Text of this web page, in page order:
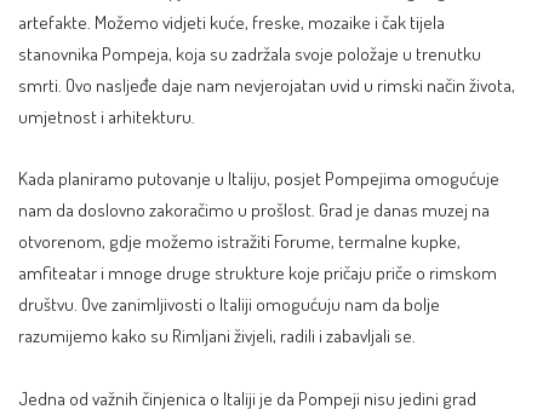
artefakte. Možemo vidjeti kuće, freske, mozaike i čak tijela
stanovnika Pompeja, koja su zadržala svoje položaje u trenutku
smrti. Ovo nasljeđe daje nam nevjerojatan uvid u rimski način života,
umjetnost i arhitekturu.
Kada planiramo putovanje u Italiju, posjet Pompejima omogućuje
nam da doslovno zakoračimo u prošlost. Grad je danas muzej na
otvorenom, gdje možemo istražiti Forume, termalne kupke,
amfiteatar i mnoge druge strukture koje pričaju priče o rimskom
društvu. Ove zanimljivosti o Italiji omogućuju nam da bolje
razumijemo kako su Rimljani živjeli, radili i zabavljali se.
Jedna od važnih činjenica o Italiji je da Pompeji nisu jedini grad